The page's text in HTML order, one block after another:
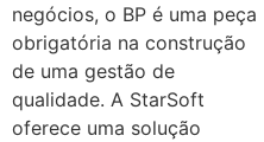
negócios, o BP é uma peça
obrigatória na construção
de uma gestão de
qualidade. A StarSoft
oferece uma solução